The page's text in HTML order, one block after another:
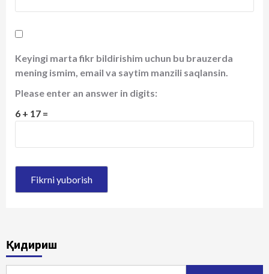
Keyingi marta fikr bildirishim uchun bu brauzerda
mening ismim, email va saytim manzili saqlansin.
Please enter an answer in digits:
6 + 17 =
Қидириш